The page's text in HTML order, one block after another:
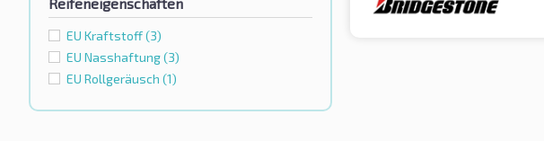
EU Kraftstoff(3)
EU Nasshaftung(3)
EU Rollgeräusch (1)